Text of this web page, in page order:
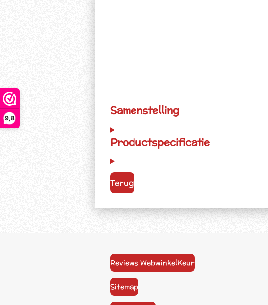
9,8
Samenstelling
Productspecificatie
Terug
Reviews WebwinkelKeur
Sitemap